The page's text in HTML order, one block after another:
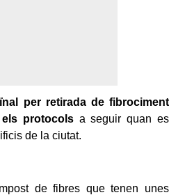
per retirada de fibrociment
protocolsa seguir quan es
de la ciutat.
de fibres que tenen unes